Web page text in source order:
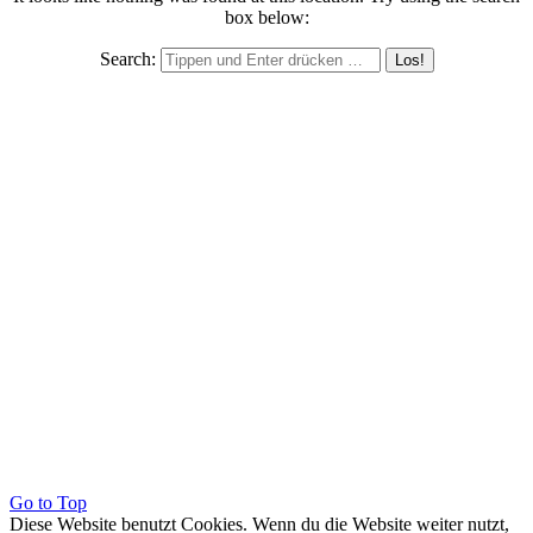
box below:
Search:
Go to Top
Diese Website benutzt Cookies. Wenn du die Website weiter nutzt,